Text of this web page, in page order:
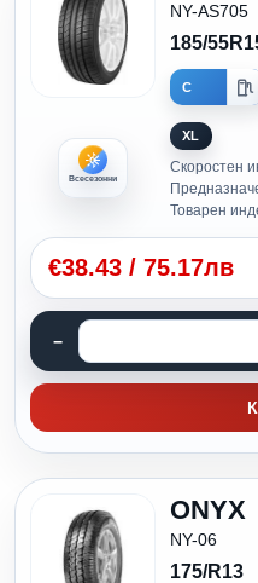
Всесезонни
NY-AS705
185/
C
XL
Скоростен
Товарен
€38.43 / 75.17лв
ONYX
NY-06
175/R13